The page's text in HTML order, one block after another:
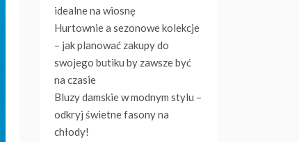
idealne na wiosnę
Hurtownie a sezonowe kolekcje
– jak planować zakupy do
swojego butiku by zawsze być
na czasie
Bluzy damskie w modnym stylu –
odkryj świetne fasony na
chłody!